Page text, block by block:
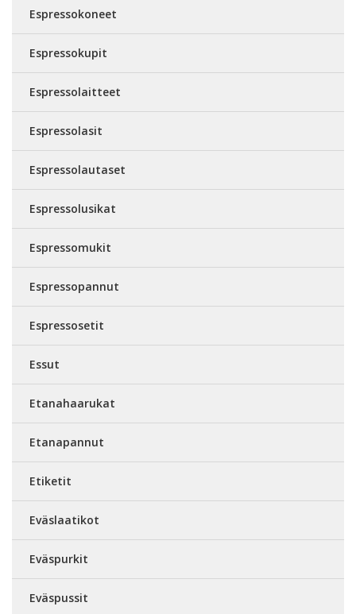
Espressokoneet
Espressokupit
Espressolaitteet
Espressolasit
Espressolautaset
Espressolusikat
Espressomukit
Espressopannut
Espressosetit
Essut
Etanahaarukat
Etanapannut
Etiketit
Eväslaatikot
Eväspurkit
Eväspussit